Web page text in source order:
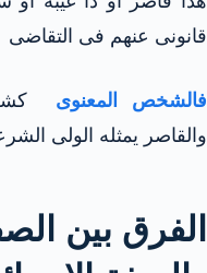
قانونى عنهم فى التقاضى
فالشخص المعنوى
والقاصر يمثله الولى
الفرق بين